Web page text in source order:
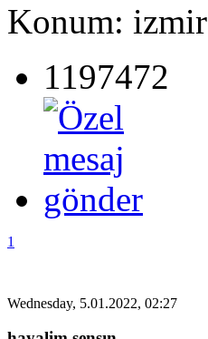
Konum: izmir
1197472
1
Wednesday, 5.01.2022, 02:27